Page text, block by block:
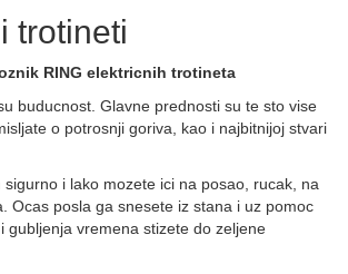
trotineti
RING elektricnih trotineta
buducnost. Glavne prednosti su te sto vise
o potrosnji goriva, kao i najbitnijoj stvari
i lako mozete ici na posao, rucak, na
Ocas posla ga snesete iz stana i uz pomoc
gubljenja vremena stizete do zeljene